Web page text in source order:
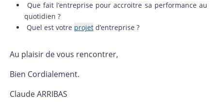
Que fait l’entreprise pour accroitre sa performance au
quotidien ?
Quel est votre projetd’entreprise ?
Au plaisir de vous rencontrer,
Bien Cordialement.
Claude ARRIBAS